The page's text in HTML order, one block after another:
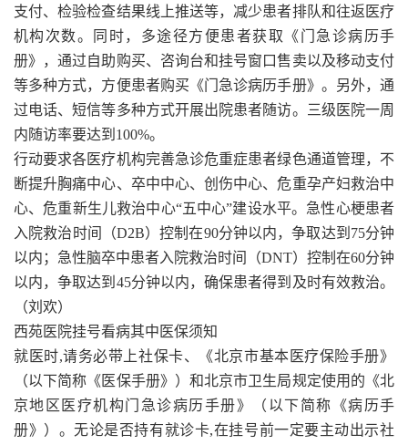
支付、检验检查结果线上推送等，减少患者排队和往返医疗
机构次数。同时，多途径方便患者获取《门急诊病历手
册》，通过自助购买、咨询台和挂号窗口售卖以及移动支付
等多种方式，方便患者购买《门急诊病历手册》。另外，通
过电话、短信等多种方式开展出院患者随访。三级医院一周
内随访率要达到100%。
行动要求各医疗机构完善急诊危重症患者绿色通道管理，不
断提升胸痛中心、卒中中心、创伤中心、危重孕产妇救治中
心、危重新生儿救治中心“五中心”建设水平。急性心梗患者
入院救治时间（D2B）控制在90分钟以内，争取达到75分钟
以内；急性脑卒中患者入院救治时间（DNT）控制在60分钟
以内，争取达到45分钟以内，确保患者得到及时有效救治。
（刘欢）
西苑医院挂号看病其中医保须知
就医时,请务必带上社保卡、《北京市基本医疗保险手册》
（以下简称《医保手册》）和北京市卫生局规定使用的《北
京地区医疗机构门急诊病历手册》（以下简称《病历手
册》）。无论是否持有就诊卡,在挂号前一定要主动出示社